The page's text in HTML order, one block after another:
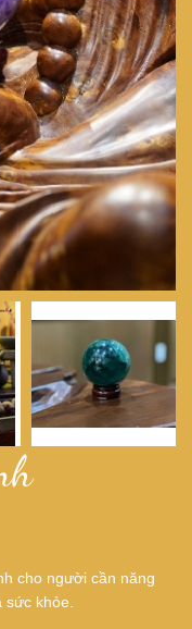
cho người cần năng
khỏe.